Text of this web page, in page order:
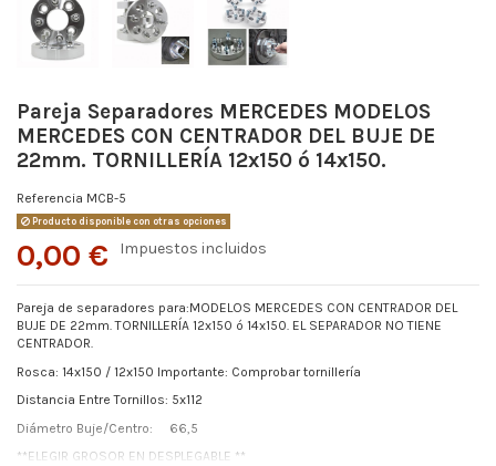
Pareja Separadores MERCEDES MODELOS
MERCEDES CON CENTRADOR DEL BUJE DE
22mm. TORNILLERÍA 12x150 ó 14x150.
Referencia MCB-5
Producto disponible con otras opciones
0,00 € Impuestos incluidos
Pareja de separadores para:MODELOS MERCEDES CON CENTRADOR DEL
BUJE DE 22mm. TORNILLERÍA 12x150 ó 14x150. EL SEPARADOR NO TIENE
CENTRADOR.
Rosca: 14x150 / 12x150 Importante: Comprobar tornillería
Distancia Entre Tornillos: 5x112
Diámetro Buje/Centro: 66,5
**ELEGIR GROSOR EN DESPLEGABLE **